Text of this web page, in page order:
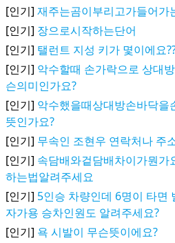
[인기] 재주는곰이부리고가들어가
[인기] 장으로시작하는단어
[인기] 탤런트 지성 키가 몇이에요
[인기] 악수할때 손가락으로 상대
슨의미인가요?
[인기] 악수했을때상대방손바닥
뜻인가요?
[인기] 무속인 조현우 연락처나 주
[인기] 속담배와겉담배차이가뭔가
하는법알려주세요
[인기] 5인승 차량인데 6명이 타면
자가용 승차인원도 알려주세요?
[인기] 욕 시발이 무슨뜻이에요?